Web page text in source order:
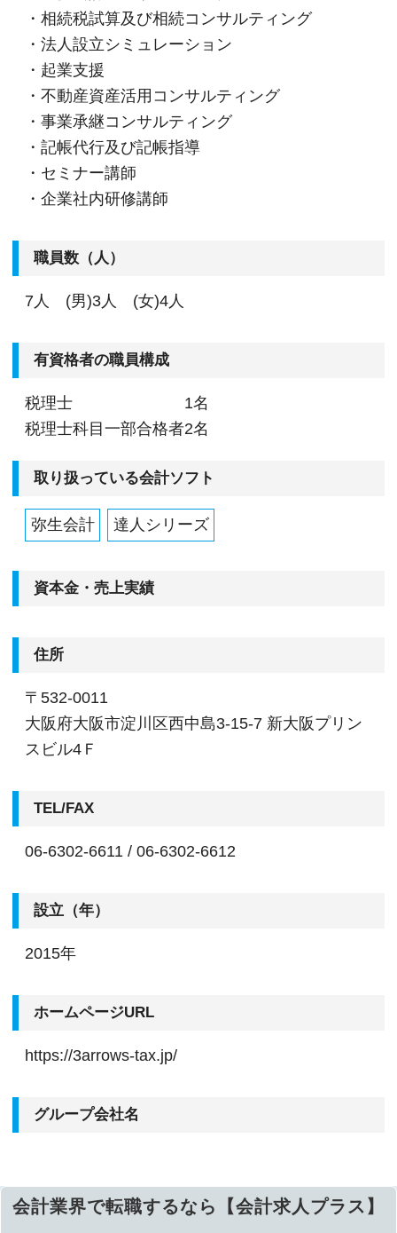
・相続税試算及び相続コンサルティング
・法人設立シミュレーション
・起業支援
・不動産資産活用コンサルティング
・事業承継コンサルティング
・記帳代行及び記帳指導
・セミナー講師
・企業社内研修講師
職員数（人）
7人 (男)3人 (女)4人
有資格者の職員構成
税理士
1名
税理士科目一部合格者2名
取り扱っている会計ソフト
弥生会計 達人シリーズ
資本金・売上実績
住所
〒532-0011
大阪府大阪市淀川区西中島3-15-7 新大阪プリン
スビル4Ｆ
TEL/FAX
06-6302-6611 / 06-6302-6612
設立（年）
2015年
ホームページURL
https://3arrows-tax.jp/
グループ会社名
会計業界で転職するなら【会計求人プラス】